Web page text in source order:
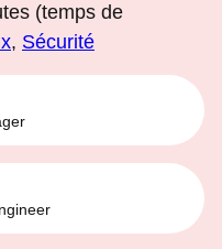
(temps de
, Sécurité